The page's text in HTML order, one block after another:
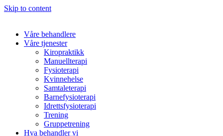
Skip to content
Våre behandlere
Våre tjenester
Kiropraktikk
Manuellterapi
Fysioterapi
Kvinnehelse
Samtaleterapi
Barnefysioterapi
Idrettsfysioterapi
Trening
Gruppetrening
Hva behandler vi